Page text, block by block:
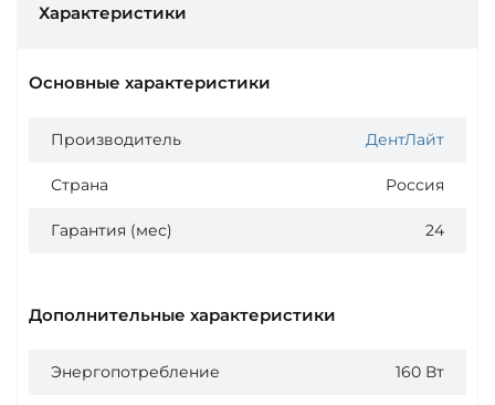
Характеристики
Основные характеристики
Производитель ДентЛайт
Страна Россия
Гарантия (мес) 24
Дополнительные характеристики
Энергопотребление 160 Вт